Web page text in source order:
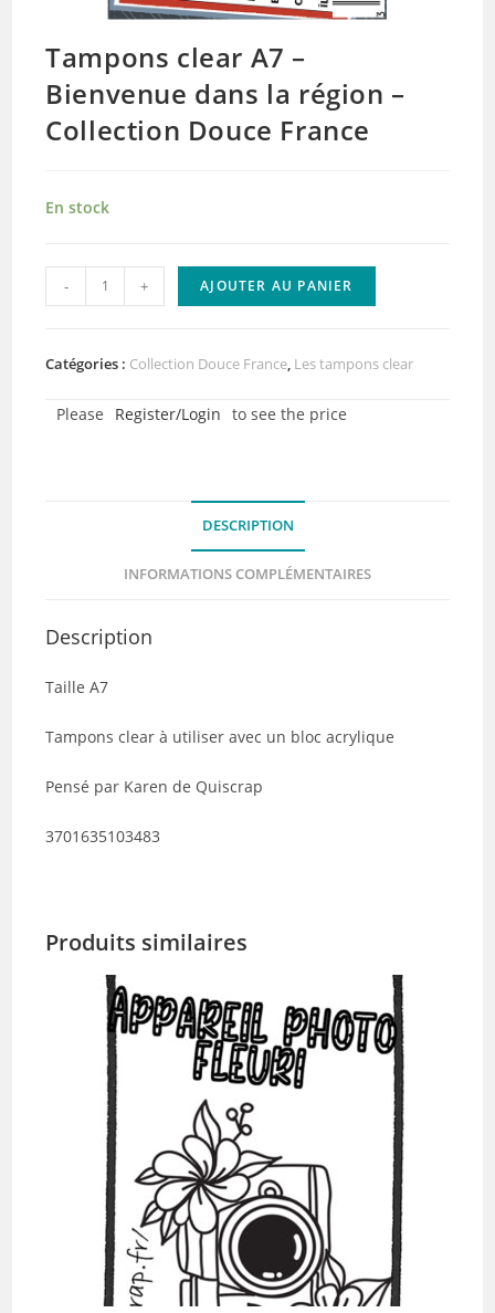
Tampons clear A7 –
Bienvenue dans la région –
Collection Douce France
En stock
quantité
de
clear
France
- + AJOUTER AU PANIER
Catégories : Collection Douce France Les tampons clear
Please Register/Login to see the price
DESCRIPTION
INFORMATIONS COMPLÉMENTAIRES
Description
Taille A7
Tampons clear à utiliser avec un bloc acrylique
Pensé par Karen de Quiscrap
3701635103483
Produits similaires